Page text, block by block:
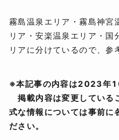
霧島温泉エリア・霧島神宮
リア・安楽温泉エリア・国
リアに分けているので、
※本記事の内容は2023年
掲載内容は変更している
式な情報については事前に
ださい。